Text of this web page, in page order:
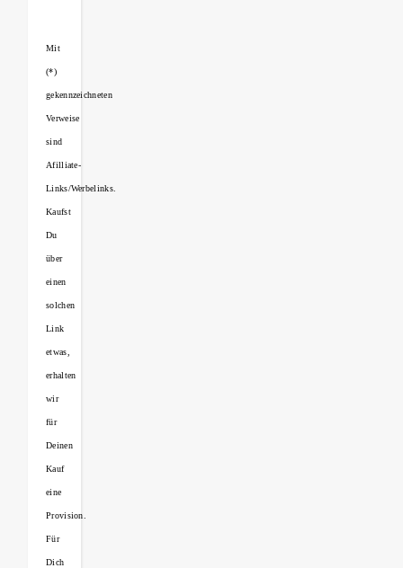
Mit
(*)
gekennzeichneten
Verweise
sind
Afilliate-
Links/Werbelinks.
Kaufst
Du
über
einen
solchen
Link
etwas,
erhalten
wir
für
Deinen
Kauf
eine
Provision.
Für
Dich